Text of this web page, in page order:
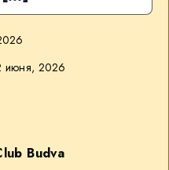
2026
Budva